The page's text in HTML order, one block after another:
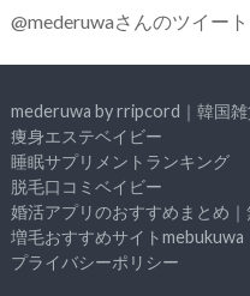
@mederuwaさんのツイート
mederuwa by rripcord｜韓国
痩身エステベイビー
睡眠サプリメントランキング
脱毛口コミベイビー
婚活アプリのおすすめまとめ
増毛おすすめサイトmebukuwa
プライバシーポリシー